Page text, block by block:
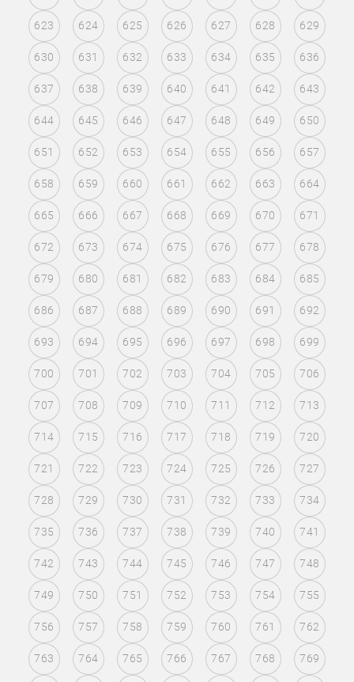
623 624 625 626 627 628 629
630 631 632 633 634 635 636
637 638 639 640 641 642 643
644 645 646 647 648 649 650
651 652 653 654 655 656 657
658 659 660 661 662 663 664
665 666 667 668 669 670 671
672 673 674 675 676 677 678
679 680 681 682 683 684 685
686 687 688 689 690 691 692
693 694 695 696 697 698 699
700 701 702 703 704 705 706
707 708 709 710 711 712 713
714 715 716 717 718 719 720
721 722 723 724 725 726 727
728 729 730 731 732 733 734
735 736 737 738 739 740 741
742 743 744 745 746 747 748
749 750 751 752 753 754 755
756 757 758 759 760 761 762
763 764 765 766 767 768 769